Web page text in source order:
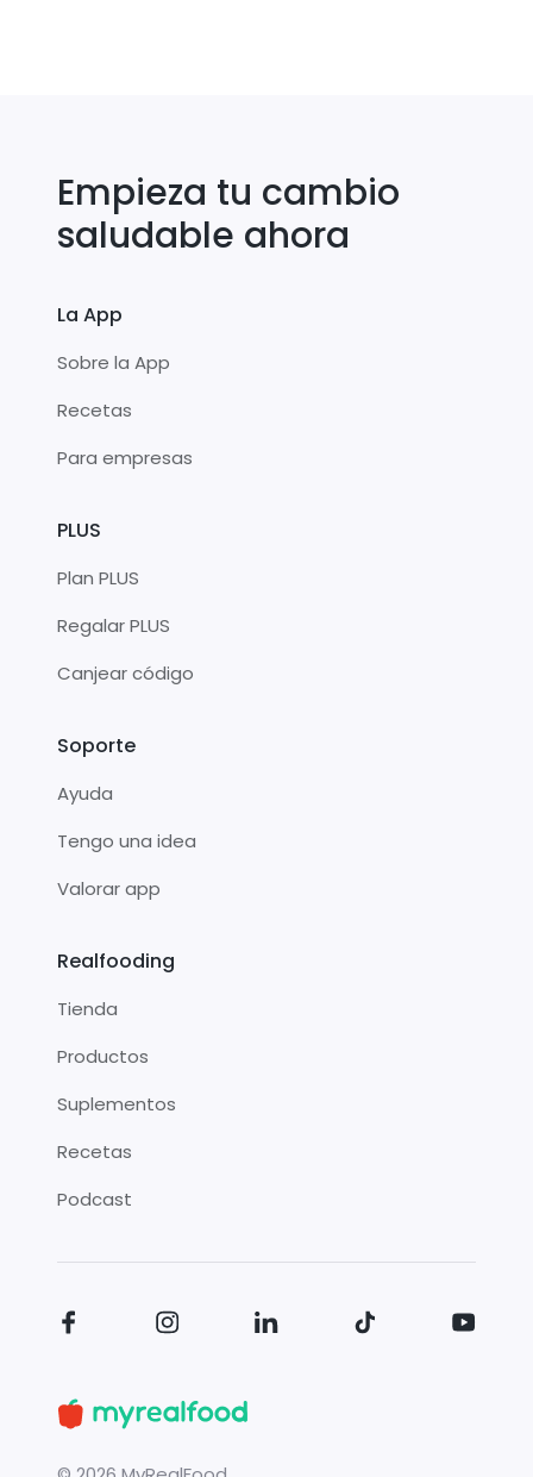
Empieza tu cambio
saludable ahora
La App
Sobre la App
Recetas
Para empresas
PLUS
Plan PLUS
Regalar PLUS
Canjear código
Soporte
Ayuda
Tengo una idea
Valorar app
Realfooding
Tienda
Productos
Suplementos
Recetas
Podcast